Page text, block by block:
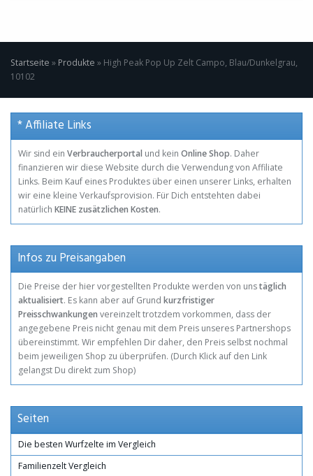
Startseite » Produkte » High Peak Pop Up Zelt Campo, Blau/Dunkelgrau,
10102
* Affiliate Links
Wir sind ein Verbraucherportal und kein Online Shop. Daher
finanzieren wir diese Website durch die Verwendung von Affiliate
Links. Beim Kauf eines Produktes über einen unserer Links, erhalten
wir eine kleine Verkaufsprovision. Für Dich entstehten dabei
natürlich KEINE zusätzlichen Kosten.
Infos zu Preisangaben
Die Preise der hier vorgestellten Produkte werden von unstäglich
aktualisiert. Es kann aber auf Grund kurzfristiger
Preisschwankungen vereinzelt trotzdem vorkommen, dass der
angegebene Preis nicht genau mit dem Preis unseres Partnershops
übereinstimmt. Wir empfehlen Dir daher, den Preis selbst nochmal
beim jeweiligen Shop zu überprüfen. (Durch Klick auf den Link
gelangst Du direkt zum Shop)
Seiten
Die besten Wurfzelte im Vergleich
Familienzelt Vergleich